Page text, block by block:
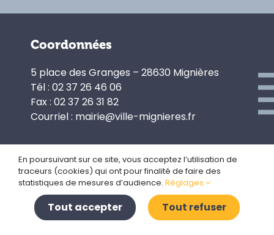
Coordonnées
5 place des Granges – 28630 Mignières
Tél : 02 37 26 46 06
Fax : 02 37 26 31 82
Courriel : mairie@ville-mignieres.fr
Politique de confidentialité
Gestion des cookies
Plan du site
Mentions légales
En poursuivant sur ce site, vous acceptez l’utilisation de
traceurs (cookies) qui ont pour finalité de faire des
statistiques de mesures d’audience. Réglages
Tout accepter Tout refuser